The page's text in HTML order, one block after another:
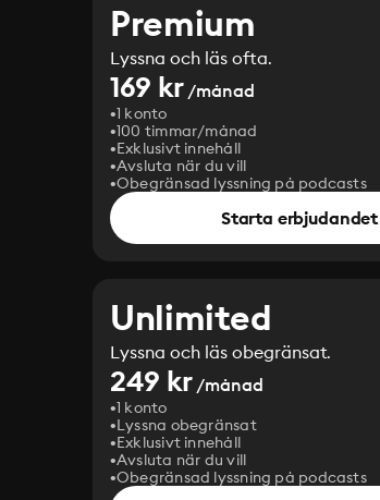
Premium
Lyssna och läs ofta.
169 kr/månad
1 konto
100 timmar/månad
Exklusivt innehåll
Avsluta när du vill
Obegränsad lyssning på podcasts
Starta erbjudandet
Unlimited
Lyssna och läs obegränsat.
249 kr/månad
1 konto
Lyssna obegränsat
Exklusivt innehåll
Avsluta när du vill
Obegränsad lyssning på podcasts